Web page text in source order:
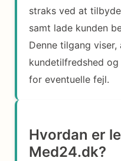
straks ved at
samt lade kunden
Denne tilgang
kundetilfredshed
for eventuelle fejl.
Hvordan er
Med24.dk?